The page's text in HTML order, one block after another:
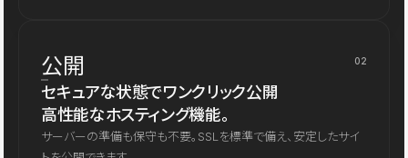
公開 02
セキュアな状態でワンクリック公開
高性能なホスティング機能。
サーバーの準備も保守も不要。SSLを標準で備え、安定したサイ